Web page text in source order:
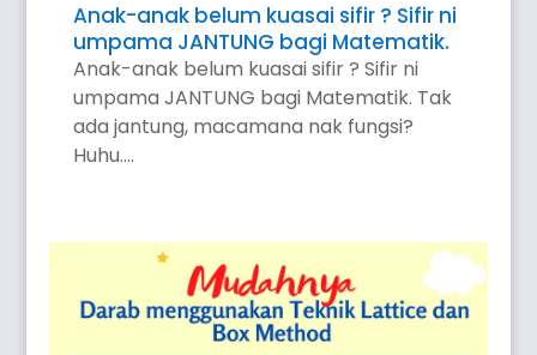
Anak-anak belum kuasai sifir ? Sifir ni
umpama JANTUNG bagi Matematik.
Anak-anak belum kuasai sifir ? Sifir ni
umpama JANTUNG bagi Matematik. Tak
ada jantung, macamana nak fungsi?
Huhu....